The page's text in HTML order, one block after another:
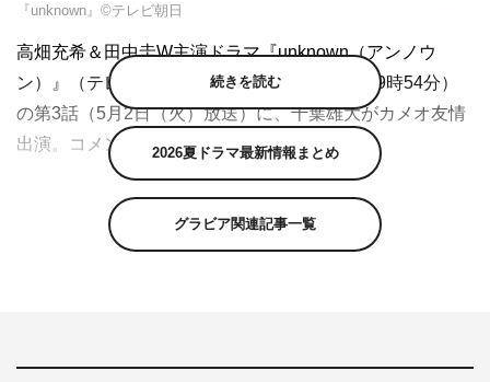
『unknown』©テレビ朝日
高畑充希＆田中圭W主演ドラマ『unknown（アンノウ
ン）』（テレビ朝日系 毎週火曜 午後9時～9時54分）
の第3話（5月2日（火）放送）に、千葉雄大がカメオ友情
出演。コメントが到着した。
ム”が制作する、秘密（unknown）を抱えた夫婦の究極の
愛を描く本格ラブ・サスペンスドラマ『unknown（アンノ
今年1月期の火曜ドラマ『星降る夜に』（2023年）では、
続きを読む
2026夏ドラマ最新情報まとめ
グラビア関連記事一覧